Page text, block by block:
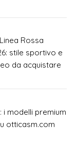
Rossa
stile sportivo e
da acquistare
i modelli premium
otticasm.com